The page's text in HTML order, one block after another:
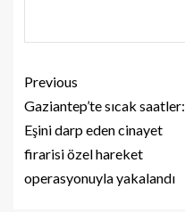
Previous
Gaziantep’te sıcak saatler:
Eşini darp eden cinayet
firarisi özel hareket
operasyonuyla yakalandı